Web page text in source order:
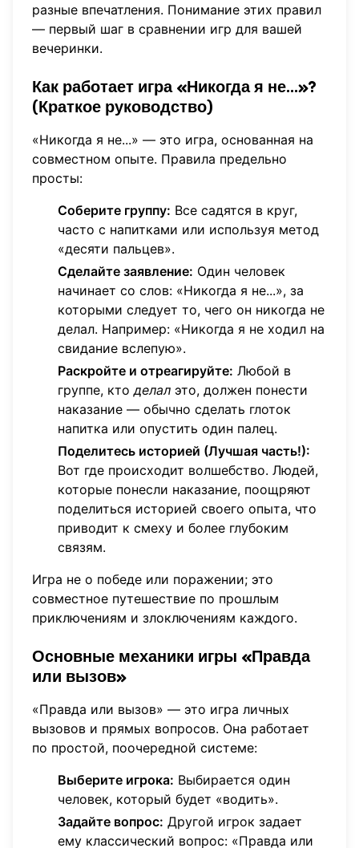
разные впечатления. Понимание этих правил
— первый шаг в сравнении игр для вашей
вечеринки.
Как работает игра «Никогда я не...»?
(Краткое руководство)
«Никогда я не...» — это игра, основанная на
совместном опыте. Правила предельно
просты:
Соберите группу: Все садятся в круг,
часто с напитками или используя метод
«десяти пальцев».
Сделайте заявление: Один человек
начинает со слов: «Никогда я не...», за
которыми следует то, чего он никогда не
делал. Например: «Никогда я не ходил на
свидание вслепую».
Раскройте и отреагируйте: Любой в
группе, ктоделал это, должен понести
наказание — обычно сделать глоток
напитка или опустить один палец.
Поделитесь историей (Лучшая часть!):
Вот где происходит волшебство. Людей,
которые понесли наказание, поощряют
поделиться историей своего опыта, что
приводит к смеху и более глубоким
связям.
Игра не о победе или поражении; это
совместное путешествие по прошлым
приключениям и злоключениям каждого.
Основные механики игры «Правда
или вызов»
«Правда или вызов» — это игра личных
вызовов и прямых вопросов. Она работает
по простой, поочередной системе:
Выберите игрока: Выбирается один
человек, который будет «водить».
Задайте вопрос: Другой игрок задает
ему классический вопрос: «Правда или